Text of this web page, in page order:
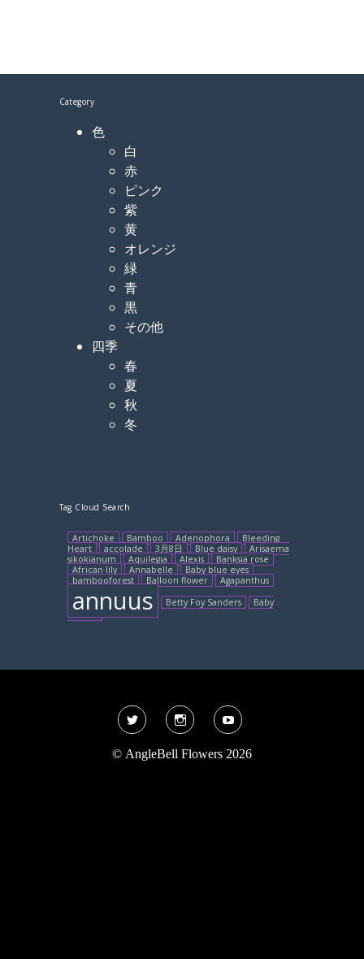
Category
色
白
赤
ピンク
紫
黄
オレンジ
緑
青
黒
その他
四季
春
夏
秋
冬
Tag Cloud Search
Artichoke Bamboo Adenophora
Bleeding
Heart
accolade 3月8日 Blue daisy
Arisaema
sikokianum
Aquilegia Alexis
Banksia rose
African lily
Annabelle
Baby blue eyes
bambooforest
Balloon flower Agapanthus
annuus Betty Foy Sanders
Baby
© AngleBell Flowers 2026